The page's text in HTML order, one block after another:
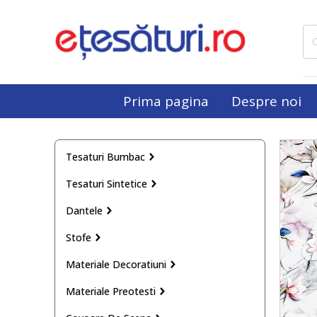
Prima pagina Despre noi
Tesaturi Bumbac
Tesaturi Sintetice
Dantele
Stofe
Materiale Decoratiuni
Materiale Preotesti